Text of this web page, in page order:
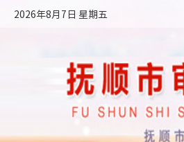
2026年8月7日 星期五